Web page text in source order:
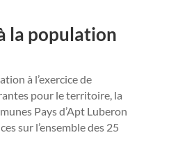
la population
à l’exercice de
pour le territoire, la
Pays d’Apt Luberon
sur l’ensemble des 25